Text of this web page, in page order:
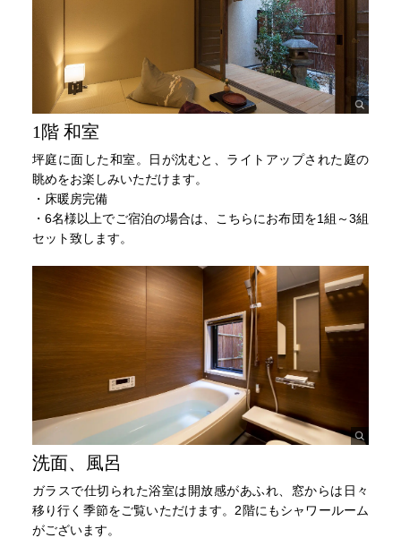
1階 和室
坪庭に面した和室。日が沈むと、ライトアップされた庭の
眺めをお楽しみいただけます。
・床暖房完備
・6名様以上でご宿泊の場合は、こちらにお布団を1組～3組
セット致します。
洗面、風呂
ガラスで仕切られた浴室は開放感があふれ、窓からは日々
移り行く季節をご覧いただけます。2階にもシャワールーム
がございます。